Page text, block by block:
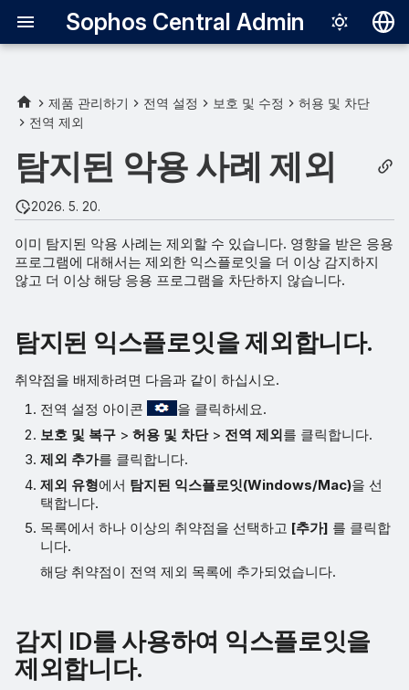
Sophos Central Admin
English
Français
한국어
中文（繁體）
탐지된 익스플로잇을 제외합
니다.
잇을 제외합니다.
제품 관리하기 전역 설정 보호 및 수정
허용 및 차단
전역 제외
탐지된 악용 사례 제외
2026. 5. 20.
이미 탐지된 악용 사례는 제외할 수 있습니다. 영향을 받은 응용
프로그램에 대해서는 제외한 익스플로잇을 더 이상 감지하지
않고 더 이상 해당 응용 프로그램을 차단하지 않습니다.
탐지된 익스플로잇을 제외합니다.
취약점을 배제하려면 다음과 같이 하십시오.
전역 설정 아이콘
을 클릭하세요.
보호 및 복구 >허용 및 차단> 전역 제외를 클릭합니다.
제외 추가를 클릭합니다.
제외 유형에서 탐지된 익스플로잇(Windows/Mac)을 선
택합니다.
목록에서 하나 이상의 취약점을 선택하고 [추가] 를 클릭합
니다.
해당 취약점이 전역 제외 목록에 추가되었습니다.
감지 ID를 사용하여 익스플로잇을
제외합니다.